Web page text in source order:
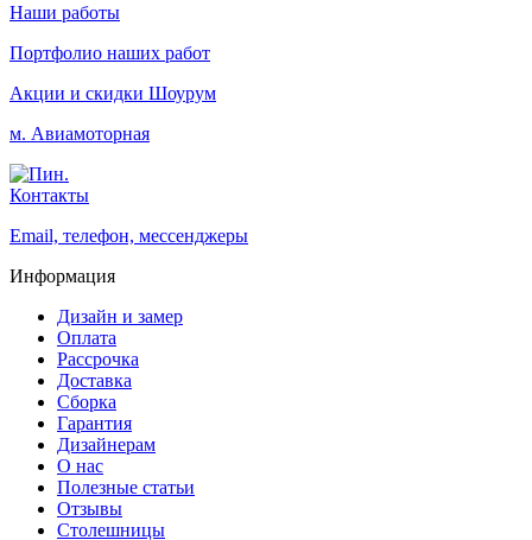
Наши работы
Портфолио наших работ
Акции и скидки Шоурум
м. Авиамоторная
Контакты
Email, телефон, мессенджеры
Информация
Дизайн и замер
Оплата
Рассрочка
Доставка
Сборка
Гарантия
Дизайнерам
О нас
Полезные статьи
Отзывы
Столешницы